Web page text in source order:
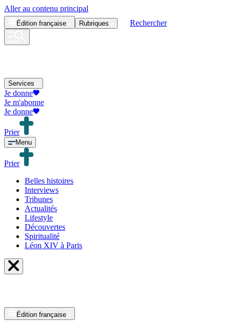
Aller au contenu principal
Édition française Rubriques Rechercher
Services
Je donne
Je m'abonne
Je donne
Prier
Menu
Prier
Belles histoires
Interviews
Tribunes
Actualités
Lifestyle
Découvertes
Spiritualité
Léon XIV à Paris
Édition française